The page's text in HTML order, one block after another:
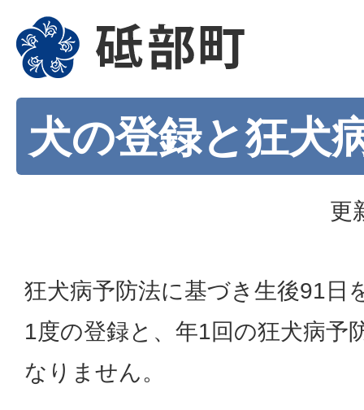
犬の登録と狂犬
更
狂犬病予防法に基づき生後91日
1度の登録と、年1回の狂犬病予
なりません。